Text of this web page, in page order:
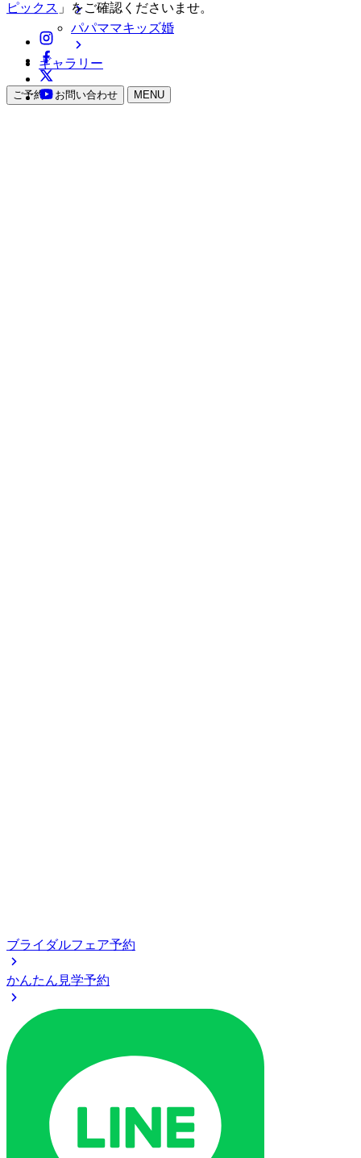
パパママキッズ婚
ギャラリー
ご予約・お問い合わせ MENU
ピックス 」をご確認くださいませ。
ブライダルフェア予約
かんたん見学予約